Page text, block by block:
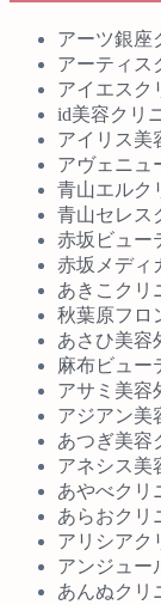
アーツ銀座
アーティス
アイエスク
id美容クリ
アイリス美
アヴェニュ
青山エルク
青山セレス
赤坂ビュー
赤坂メディ
あきこクリ
秋葉原フロ
あさひ美容
麻布ビュー
アサミ美容
アジアン美
あつぎ美容
アネシス美
あやべクリ
あらおクリ
アリシアク
アンジュー
あんぬクリ